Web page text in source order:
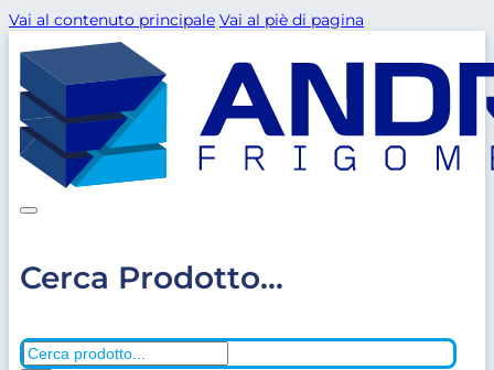
Vai al contenuto principale Vai al piè di pagina
Cerca Prodotto...
Cerca